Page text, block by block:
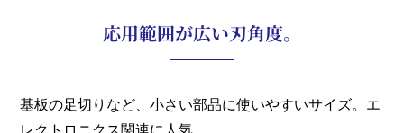
応用範囲が広い刃角度。
基板の足切りなど、小さい部品に使いやすいサイズ。エ
レクトロニクス関連に人気。